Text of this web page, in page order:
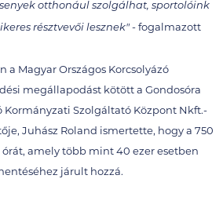
otthonául szolgálhat, sportolóink
résztvevői lesznek" - fogalmazott
a Magyar Országos Korcsolyázó
megállapodást kötött a Gondosóra
Szolgáltató Központ Nkft.-
Juhász Roland ismertette, hogy a 750
amely több mint 40 ezer esetben
járult hozzá.